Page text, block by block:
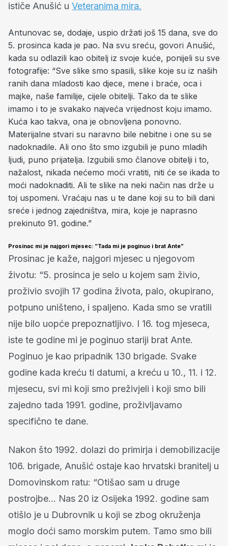
ističe Anušić u Veteranima mira.
Antunovac se, dodaje, uspio držati još 15 dana, sve do
5. prosinca kada je pao. Na svu sreću, govori Anušić,
kada su odlazili kao obitelj iz svoje kuće, ponijeli su sve
fotografije: “Sve slike smo spasili, slike koje su iz naših
ranih dana mladosti kao djece, mene i braće, oca i
majke, naše familije, cijele obitelji. Tako da te slike
imamo i to je svakako najveća vrijednost koju imamo.
Kuća kao takva, ona je obnovljena ponovno.
Materijalne stvari su naravno bile nebitne i one su se
nadoknadile. Ali ono što smo izgubili je puno mladih
ljudi, puno prijatelja. Izgubili smo članove obitelji i to,
nažalost, nikada nećemo moći vratiti, niti će se ikada to
moći nadoknaditi. Ali te slike na neki način nas drže u
toj uspomeni. Vraćaju nas u te dane koji su to bili dani
sreće i jednog zajedništva, mira, koje je naprasno
prekinuto 91. godine.”
Prosinac mi je najgori mjesec: “Tada mi je poginuo i brat Ante”
Prosinac je kaže, najgori mjesec u njegovom
životu: “5. prosinca je selo u kojem sam živio,
proživio svojih 17 godina života, palo, okupirano,
potpuno uništeno, i spaljeno. Kada smo se vratili
nije bilo uopće prepoznatljivo. I 16. tog mjeseca,
iste te godine mi je poginuo stariji brat Ante.
Poginuo je kao pripadnik 130 brigade. Svake
godine kada kreću ti datumi, a kreću u 10., 11. i 12.
mjesecu, svi mi koji smo preživjeli i koji smo bili
zajedno tada 1991. godine, proživljavamo
specifično te dane.
Nakon što 1992. dolazi do primirja i demobilizacije
106. brigade, Anušić ostaje kao hrvatski branitelj u
Domovinskom ratu: “Otišao sam u druge
postrojbe… Nas 20 iz Osijeka 1992. godine sam
otišlo je u Dubrovnik u koji se zbog okruženja
moglo doći samo morskim putem. Tamo smo bili